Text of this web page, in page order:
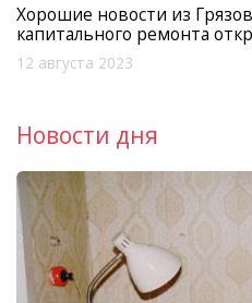
Хорошие новости из
капитального ремонта
12 августа 2023
Новости дня